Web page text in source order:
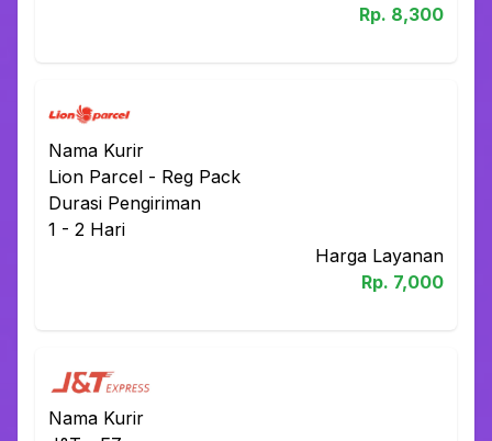
Rp. 8,300
Nama Kurir
Lion Parcel - Reg Pack
Durasi Pengiriman
1 - 2 Hari
Harga Layanan
Rp. 7,000
Nama Kurir